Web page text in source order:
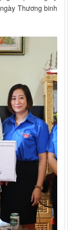
Thương binh